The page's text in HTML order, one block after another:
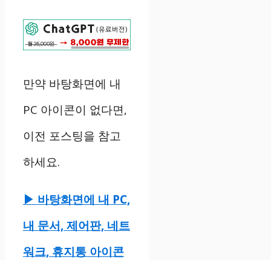
만약 바탕화면에 내
PC 아이콘이 없다면,
이전 포스팅을 참고
하세요.
▶ 바탕화면에 내 PC,
내 문서, 제어판, 네트
워크, 휴지통 아이콘